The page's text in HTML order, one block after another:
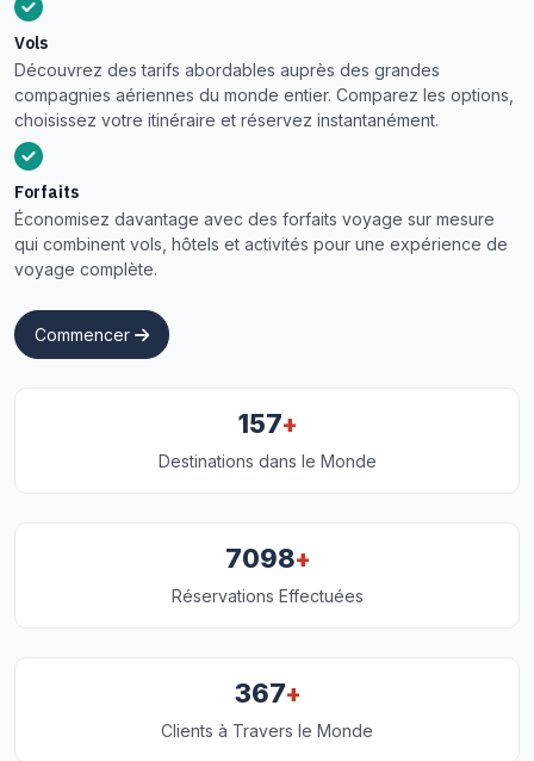
Vols
Découvrez des tarifs abordables auprès des grandes
compagnies aériennes du monde entier. Comparez les options,
choisissez votre itinéraire et réservez instantanément.
Forfaits
Économisez davantage avec des forfaits voyage sur mesure
qui combinent vols, hôtels et activités pour une expérience de
voyage complète.
Commencer
157+
Destinations dans le Monde
7098+
Réservations Effectuées
367+
Clients à Travers le Monde